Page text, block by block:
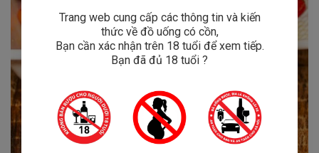
Trang web cung cấp các thông tin và kiến
thức về đồ uống có cồn,
Bạn cần xác nhận trên 18 tuổi để xem tiếp.
Bạn đã đủ 18 tuổi ?